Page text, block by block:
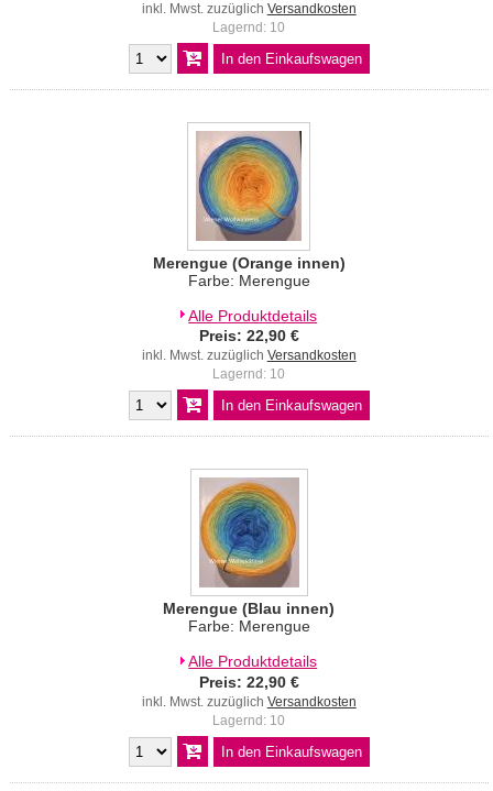
inkl. Mwst. zuzüglich Versandkosten
Lagernd: 10
Merengue (Orange innen)
Farbe: Merengue
Alle Produktdetails
Preis: 22,90 €
inkl. Mwst. zuzüglich Versandkosten
Lagernd: 10
Merengue (Blau innen)
Farbe: Merengue
Alle Produktdetails
Preis: 22,90 €
inkl. Mwst. zuzüglich Versandkosten
Lagernd: 10